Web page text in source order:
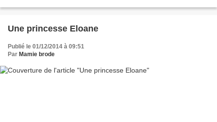
Une princesse Eloane
Publié le 01/12/2014 à 09:51
Par Mamie brode